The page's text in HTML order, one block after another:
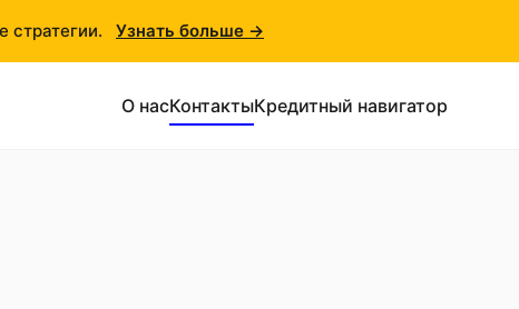
стратегии. Узнать больше →
О насКонтактыКредитный навигатор